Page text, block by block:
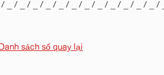
_ / _ / _ / _ / _ / _ / _ / _ / _ / _ / _ / _ /
Danh sách số quay lại